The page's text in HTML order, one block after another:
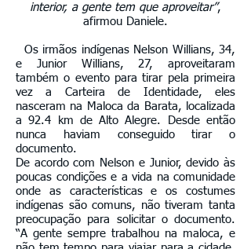
interior, a gente tem que aproveitar”,
afirmou Daniele.
Os irmãos indígenas Nelson Willians, 34,
e Junior Willians, 27, aproveitaram
também o evento para tirar pela primeira
vez a Carteira de Identidade, eles
nasceram na Maloca da Barata, localizada
a 92.4 km de Alto Alegre. Desde então
nunca haviam conseguido tirar o
documento.
De acordo com Nelson e Junior, devido às
poucas condições e a vida na comunidade
onde as características e os costumes
indígenas são comuns, não tiveram tanta
preocupação para solicitar o documento.
“A gente sempre trabalhou na maloca, e